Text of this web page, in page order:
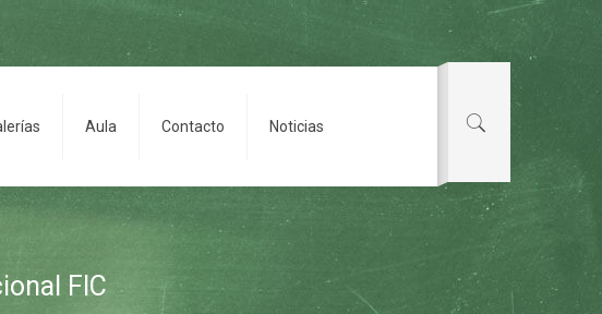
Aula Contacto Noticias
FIC